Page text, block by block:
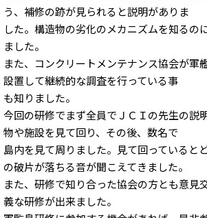
う、補修の跡が見られると説明がありま
した。構造物の劣化のメカニズムを知るの
ました。
また、コンクリートメンテナンス協会が軍
設置して継続的な調査を行っている事
も知りました。
今回の研修でまず全員でＪＣＩの先生の説
物や施設を見て回り、その後、数名で
島内を見て周りました。見て回っていると
の破片が落ちる音が聞こえてきました。
また、研修で知り合った協会の方とも意見
義な研修が出来ました。